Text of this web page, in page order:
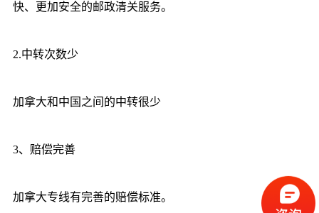
快、更加安全的邮政清关服务。
2.中转次数少
加拿大和中国之间的中转很少
3、赔偿完善
加拿大专线有完善的赔偿标准。